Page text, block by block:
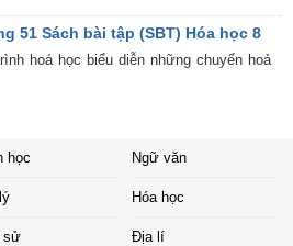
51 Sách bài tập (SBT) Hóa học 8
hoá học biểu diễn những chuyển hoả
học Ngữ văn
Hóa học
sử Địa lí